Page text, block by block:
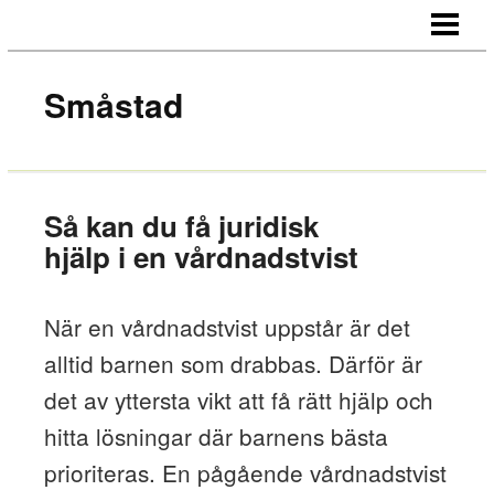
KONTAKT
Småstad
Så kan du få juridisk
hjälp i en vårdnadstvist
När en vårdnadstvist uppstår är det
alltid barnen som drabbas. Därför är
det av yttersta vikt att få rätt hjälp och
hitta lösningar där barnens bästa
prioriteras. En pågående vårdnadstvist